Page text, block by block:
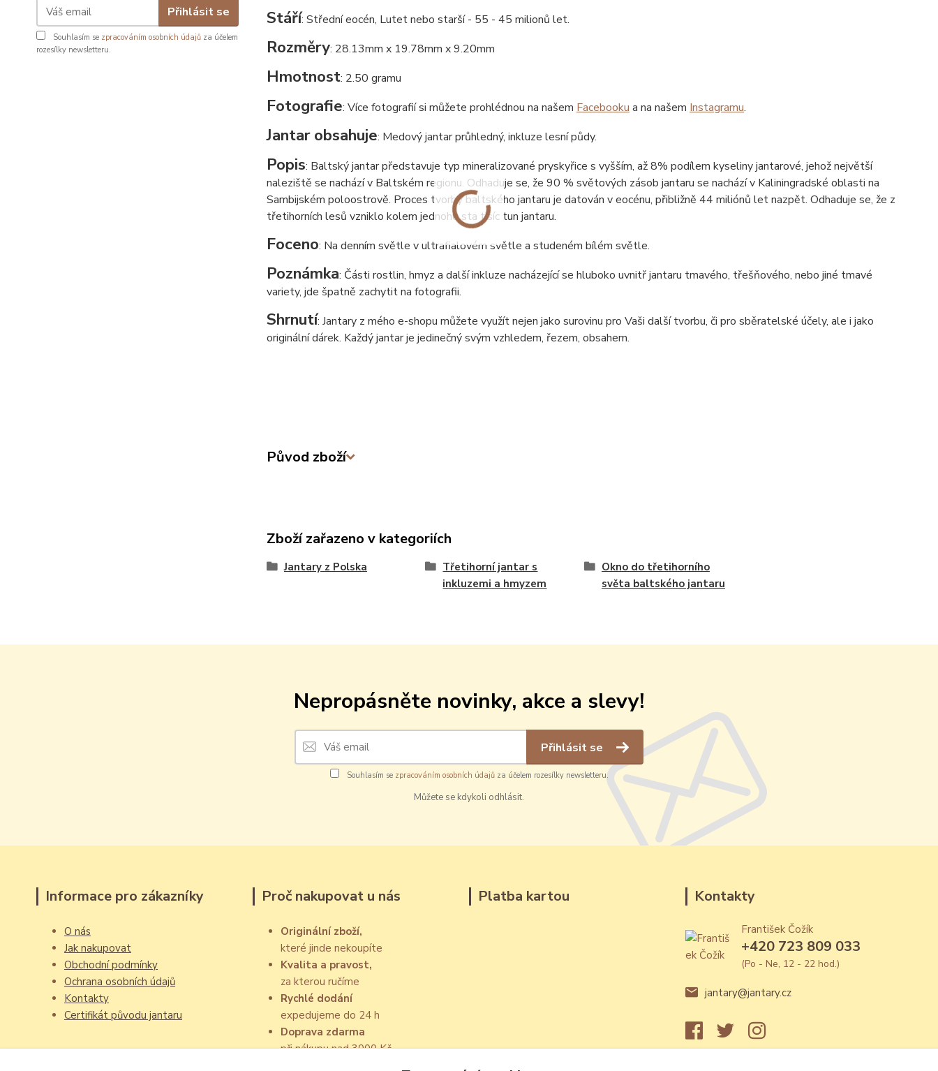
Přihlásit se
Souhlasím se zpracováním osobních údajů za účelem
rozesílky newsletteru.
Stáří: Střední eocén, Lutet nebo starší - 55 - 45 milionů let.
Rozměry: 28.13mm x 19.78mm x 9.20mm
Hmotnost: 2.50 gramu
Fotografie: Více fotografií si můžete prohlédnou na našem Facebooku a na našem Instagramu.
Jantar obsahuje: Medový jantar průhledný, inkluze lesní půdy.
Popis: Baltský jantar představuje typ mineralizované pryskyřice s vyšším, až 8% podílem kyseliny jantarové, jehož největší
naleziště se nachází v Baltském regionu. Odhaduje se, že 90 % světových zásob jantaru se nachází v Kaliningradské oblasti na
Sambijském poloostrově. Proces tvorby baltského jantaru je datován v eocénu, přibližně 44 miliónů let nazpět. Odhaduje se, že z
třetihorních lesů vzniklo kolem jednoho sta tisíc tun jantaru.
Foceno: Na denním světle v ultrafialovém světle a studeném bílém světle.
Poznámka: Části rostlin, hmyz a další inkluze nacházející se hluboko uvnitř jantaru tmavého, třešňového, nebo jiné tmavé
variety, jde špatně zachytit na fotografii.
Shrnutí: Jantary z mého e-shopu můžete využít nejen jako surovinu pro Vaši další tvorbu, či pro sběratelské účely, ale i jako
originální dárek. Každý jantar je jedinečný svým vzhledem, řezem, obsahem.
Původ zboží
Zboží zařazeno v kategoriích
Jantary z Polska
Třetihorní jantar s
inkluzemi a hmyzem
Okno do třetihorního
světa baltského jantaru
Nepropásněte novinky, akce a slevy!
Přihlásit se
Souhlasím se zpracováním osobních údajůza účelem rozesílky newsletteru.
Můžete se kdykoli odhlásit.
Informace pro zákazníky
O nás
Jak nakupovat
Obchodní podmínky
Ochrana osobních údajů
Kontakty
Certifikát původu jantaru
Proč nakupovat u nás
Originální zboží,
které jinde nekoupíte
Kvalita a pravost,
za kterou ručíme
Rychlé dodání
expedujeme do 24 h
Doprava zdarma
při nákupu nad 3000 Kč
Platba kartou Kontakty
František Čožík
+420 723 809 033
(Po - Ne, 12 - 22 hod.)
jantary@jantary.cz